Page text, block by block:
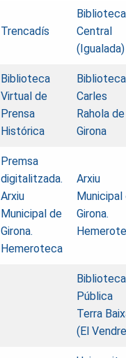
Trencadís
Biblioteca
Central
(Igualada)
Biblioteca
Virtual de
Prensa
Histórica
Biblioteca
Carles
Rahola de
Girona
Premsa
digitalitzada.
Arxiu
Municipal de
Girona.
Hemeroteca
Arxiu
Municipal
Girona.
Biblioteca
Pública
Terra
(El